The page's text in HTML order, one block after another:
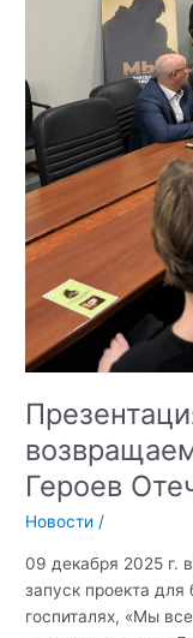
Героев
Новости /
09 декабря 2025 г.
запуск проекта
госпиталях, «Мы